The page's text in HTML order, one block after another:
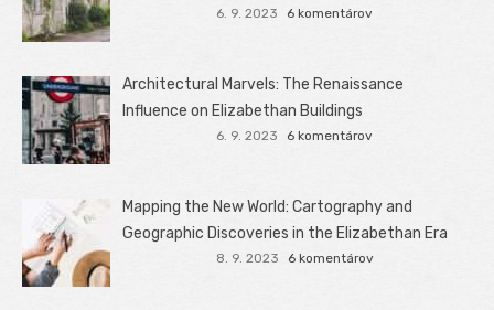
6. 9. 2023 6 komentárov
Architectural Marvels: The Renaissance
Influence on Elizabethan Buildings
6. 9. 2023 6 komentárov
Mapping the New World: Cartography and
Geographic Discoveries in the Elizabethan Era
8. 9. 2023 6 komentárov